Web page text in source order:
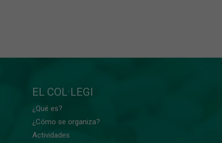
EL COL·LEGI
¿Qué es?
¿Cómo se organiza?
Actividades